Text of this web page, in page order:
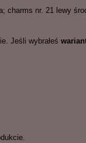
charms nr. 21 lewy
Jeśli wybrałeś